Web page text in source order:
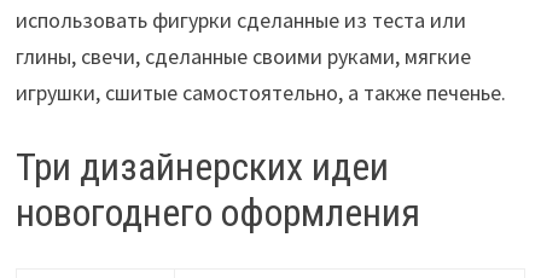
использовать фигурки сделанные из теста или
глины, свечи, сделанные своими руками, мягкие
игрушки, сшитые самостоятельно, а также печенье.
Три дизайнерских идеи
новогоднего оформления